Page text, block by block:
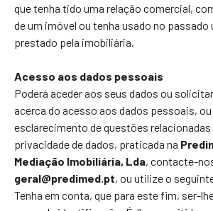
que tenha tido uma relação comercial,
de um imóvel ou tenha usado no passado
prestado pela imobiliária.
Acesso aos dados pessoais
Poderá aceder aos seus dados ou
acerca do acesso aos dados pessoais, ou
esclarecimento de questões
privacidade de dados, praticada na
Mediação Imobiliária, Lda, contacte-
geral@predimed.pt, ou utilize o
Tenha em conta, que para este fim, ser-